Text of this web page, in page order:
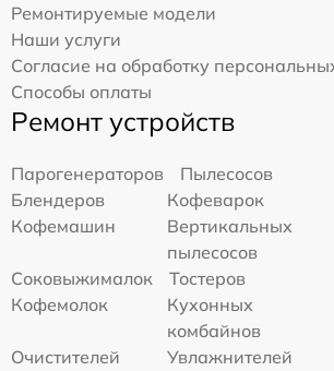
Ремонтируемые модели
Наши услуги
Согласие на обработку
Способы оплаты
Ремонт устройств
Парогенераторов
Пылесосов
Блендеров
Кофеварок
Кофемашин
Вертикальных
пылесосов
Соковыжималок
Тостеров
Кофемолок
Кухонных
комбайнов
Очистителей
Увлажнителей